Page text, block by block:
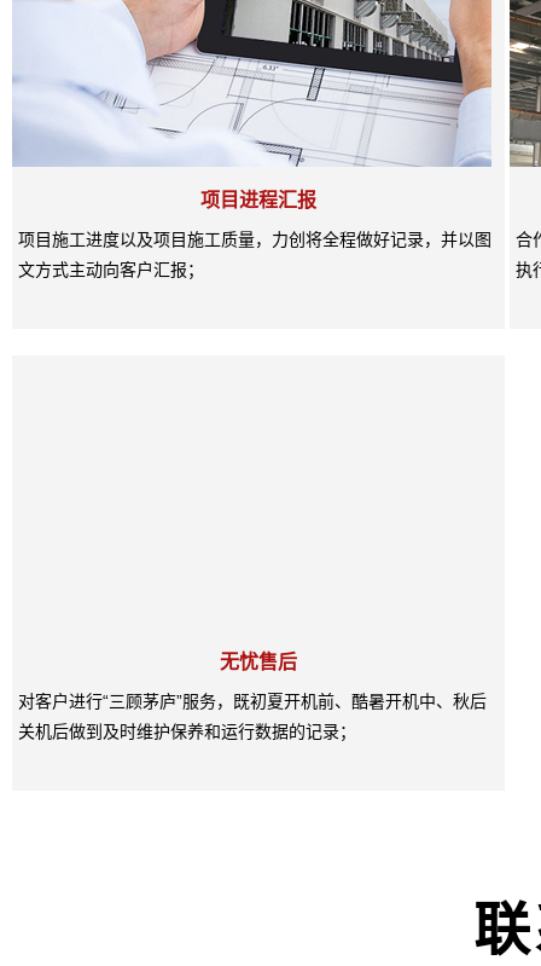
项目进程汇报
项目施工进度以及项目施工质量，力创将全程做好记录，并以图
文方式主动向客户汇报；
合
执
无忧售后
对客户进行“三顾茅庐”服务，既初夏开机前、酷暑开机中、秋后
关机后做到及时维护保养和运行数据的记录；